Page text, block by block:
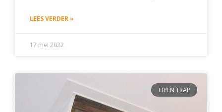
LEES VERDER »
17 mei 2022
OPEN TRAP